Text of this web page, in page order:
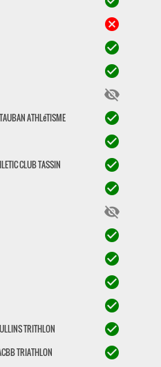
cancel
check_circle
check_circle
visibility_off
ATHLéTISME check_circle
check_circle
CLUB TASSIN check_circle
check_circle
visibility_off
check_circle
check_circle
check_circle
check_circle
TRITHLON check_circle
TRIATHLON check_circle